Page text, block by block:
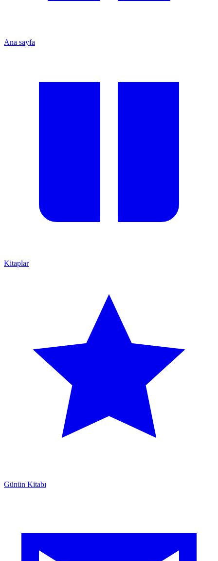
Ana sayfa
Kitaplar
Günün Kitabı